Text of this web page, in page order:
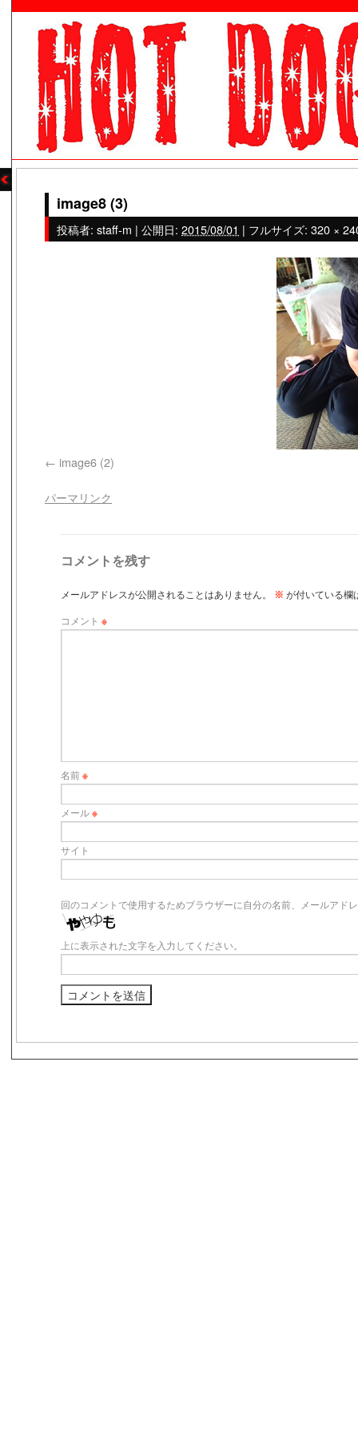
image8 (3)
投稿者: staff-m | 公開日: 2015/08/01 | フルサイズ: 320 ×
image6 (2)
パーマリンク
コメントを残す
メールアドレスが公開されることはありません。 ※ が付いている欄
コメント ※
名前※
メール※
サイト
回のコメントで使用するためブラウザーに自分の名前、メールアド
上に表示された文字を入力してください。
s3